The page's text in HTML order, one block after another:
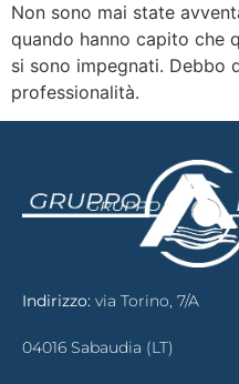
Non sono mai state
quando hanno capito che
si sono impegnati. Debbo
professionalità.
Indirizzo: via Torino, 7/A
04016 Sabaudia (LT)